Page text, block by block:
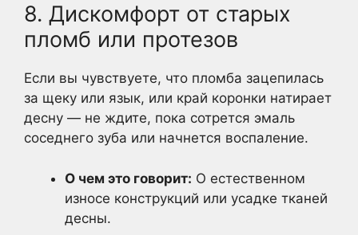
8. Дискомфорт от старых
пломб или протезов
Если вы чувствуете, что пломба зацепилась
за щеку или язык, или край коронки натирает
десну — не ждите, пока сотрется эмаль
соседнего зуба или начнется воспаление.
О чем это говорит: О естественном
износе конструкций или усадке тканей
десны.